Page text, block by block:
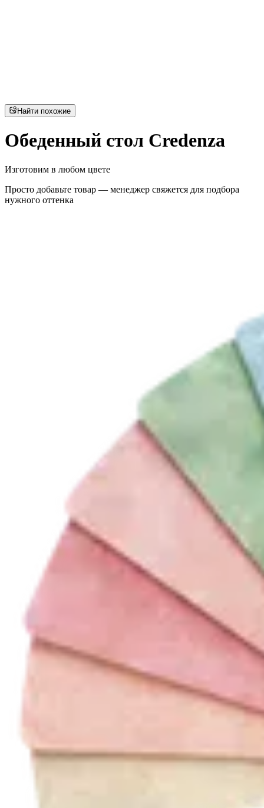
Найти похожие
Обеденный стол Credenza
Изготовим в любом цвете
Просто добавьте товар — менеджер свяжется для подбора
нужного оттенка